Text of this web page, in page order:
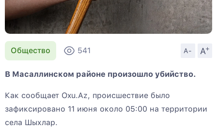
Общество 541 A- A
+
В Масаллинском районе произошло убийство.
Как сообщает Oxu.Az, происшествие было
зафиксировано 11 июня около 05:00 на территории
села Шыхлар.